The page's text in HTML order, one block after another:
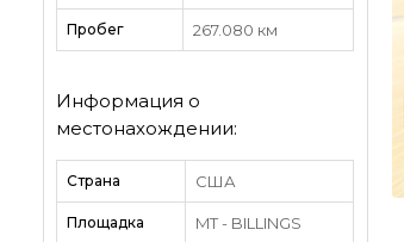
Пробег 267.080 км
Информация о
местонахождении:
Страна США
Площадка MT - BILLINGS